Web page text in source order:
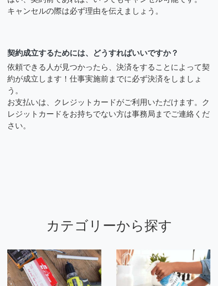
キャンセルの際は必ず理由を伝えましょう。
契約成立するためには、どうすればいいですか？
依頼できる人が見つかったら、決済をすることによって契
約が成立します！仕事実施前までに必ず決済をしましょ
う。
お支払いは、クレジットカードがご利用いただけます。ク
レジットカードをお持ちでない方は事務局までご連絡くだ
さい。
カテゴリーから探す